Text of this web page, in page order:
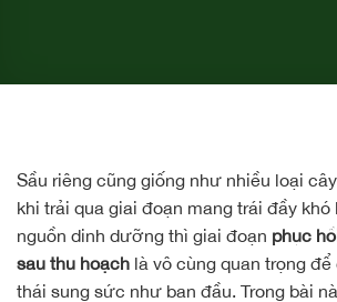
Sầu riêng cũng giống như nhiều loại
khi trải qua giai đoạn mang trái đầy khó
nguồn dinh dưỡng thì giai đoạn phục
sau thu hoạch là vô cùng quan trọng
thái sung sức như ban đầu. Trong bài